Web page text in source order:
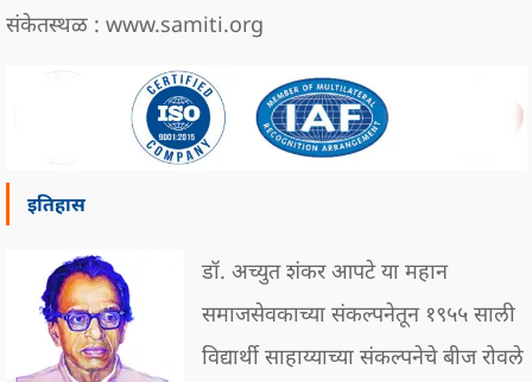
संकेतस्थळ : www.samiti.org
इतिहास
डॉ. अच्युत शंकर आपटे या महान
समाजसेवकाच्या संकल्पनेतून १९५५ साली
विद्यार्थी साहाय्याच्या संकल्पनेचे बीज रोवले